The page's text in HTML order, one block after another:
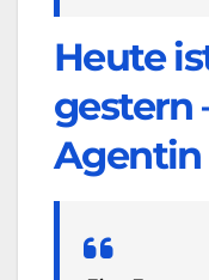
Heute
gestern
Agentin